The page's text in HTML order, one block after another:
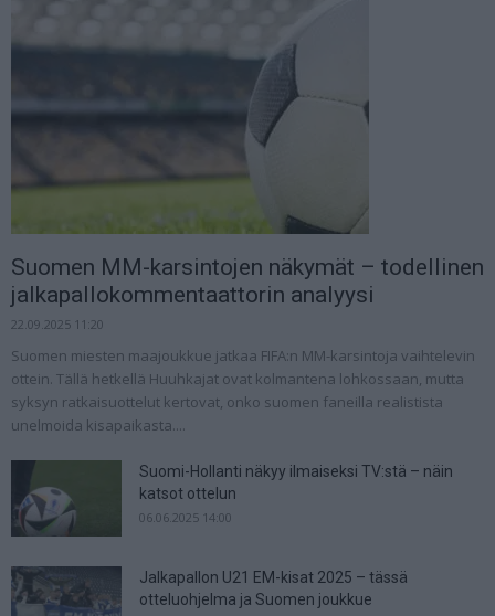
Suomen MM-karsintojen näkymät – todellinen
jalkapallokommentaattorin analyysi
22.09.2025 11:20
Suomen miesten maajoukkue jatkaa FIFA:n MM-karsintoja vaihtelevin
ottein. Tällä hetkellä Huuhkajat ovat kolmantena lohkossaan, mutta
syksyn ratkaisuottelut kertovat, onko suomen faneilla realistista
unelmoida kisapaikasta....
Suomi-Hollanti näkyy ilmaiseksi TV:stä – näin
katsot ottelun
06.06.2025 14:00
Jalkapallon U21 EM-kisat 2025 – tässä
otteluohjelma ja Suomen joukkue